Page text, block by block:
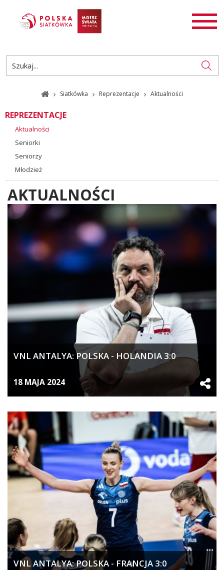
AKTUALNOŚCI
ROZGRYWKI
PL
EN
Siatkówka Reprezentacje Aktualności
REPREZENTACJE
Aktualności
Seniorki
Seniorzy
Młodzież
AKTUALNOŚCI
VNL ANTALYA: POLSKA - HOLANDIA 3:0
18 MAJA 2024
VNL ANTALYA: POLSKA - FRANCJA 3:0